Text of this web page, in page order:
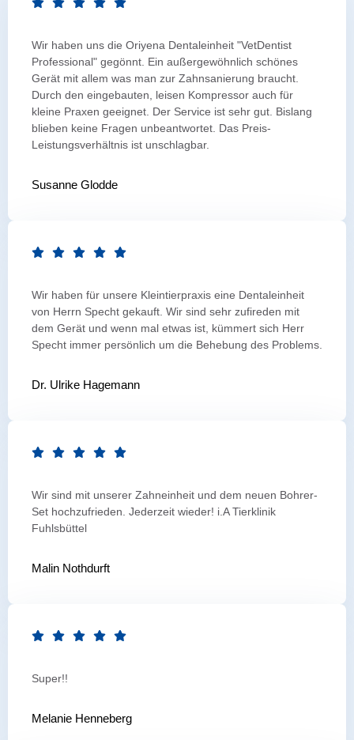
Wir haben uns die Oriyena Dentaleinheit "VetDentist
Professional" gegönnt. Ein außergewöhnlich schönes
Gerät mit allem was man zur Zahnsanierung braucht.
Durch den eingebauten, leisen Kompressor auch für
kleine Praxen geeignet. Der Service ist sehr gut. Bislang
blieben keine Fragen unbeantwortet. Das Preis-
Leistungsverhältnis ist unschlagbar.
Susanne Glodde
Wir haben für unsere Kleintierpraxis eine Dentaleinheit
von Herrn Specht gekauft. Wir sind sehr zufireden mit
dem Gerät und wenn mal etwas ist, kümmert sich Herr
Specht immer persönlich um die Behebung des Problems.
Dr. Ulrike Hagemann
Wir sind mit unserer Zahneinheit und dem neuen Bohrer-
Set hochzufrieden. Jederzeit wieder! i.A Tierklinik
Fuhlsbüttel
Malin Nothdurft
Super!!
Melanie Henneberg